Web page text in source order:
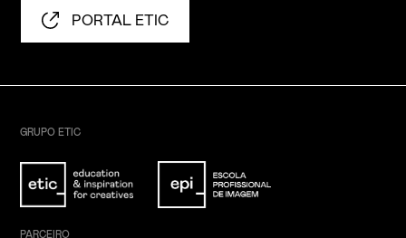
PORTAL ETIC
GRUPO ETIC
PARCEIRO